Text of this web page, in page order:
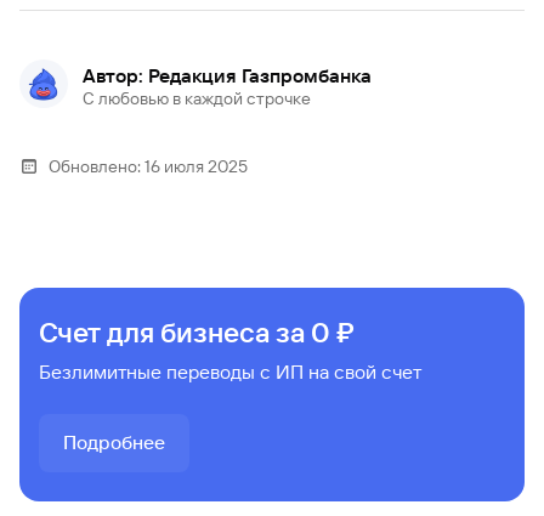
Автор: Редакция Газпромбанка
С любовью в каждой строчке
Обновлено:16 июля 2025
Счет для бизнеса за 0 ₽
Безлимитные переводы с ИП на свой счет
Подробнее